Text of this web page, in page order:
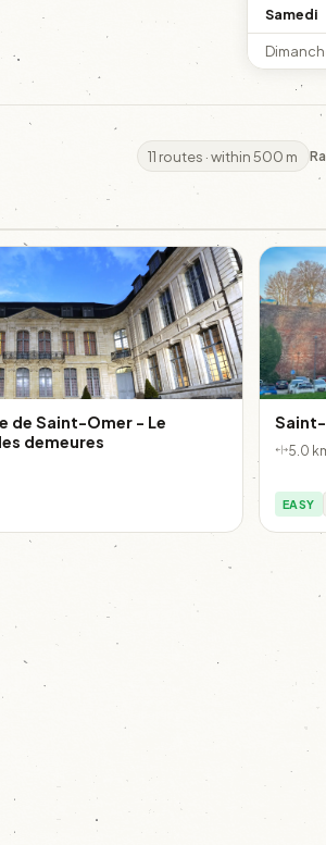
Samedi
11 routes · within 500 m
de Saint-Omer - Le
demeures
Saint-
5.0
EASY